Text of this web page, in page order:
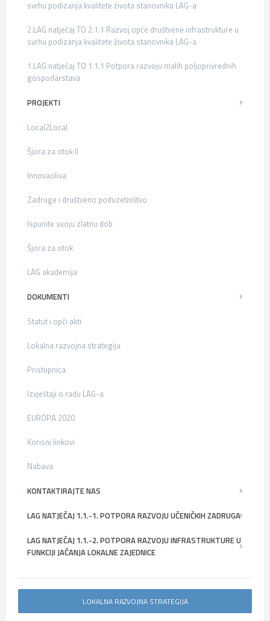
svrhu podizanja kvalitete života stanovnika LAG-a
2.LAG natječaj TO 2.1.1 Razvoj opće društvene infrastrukture u
svrhu podizanja kvalitete života stanovnika LAG-a
1.LAG natječaj TO 1.1.1 Potpora razvoju malih poljoprivrednih
gospodarstava
PROJEKTI
Local2Local
Šjora za otok II
Innovaoliva
Zadruge i društveno poduzetništvo
Ispunite svoju zlatnu dob
Šjora za otok
LAG akademija
DOKUMENTI
Statut i opći akti
Lokalna razvojna strategija
Pristupnica
Izvještaji o radu LAG-a
EUROPA 2020
Korisni linkovi
Nabava
KONTAKTIRAJTE NAS
LAG NATJEČAJ 1.1.-1. POTPORA RAZVOJU UČENIČKIH ZADRUGA
LAG NATJEČAJ 1.1.-2. POTPORA RAZVOJU INFRASTRUKTURE U
FUNKCIJI JAČANJA LOKALNE ZAJEDNICE
LOKALNA RAZVOJNA STRATEGIJA